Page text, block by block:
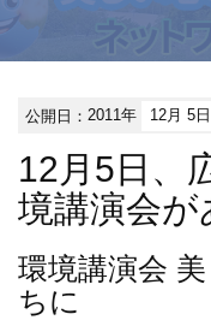
公開日：2011年 12月 5日
12月5日、
境講演会が
環境講演会
ちに